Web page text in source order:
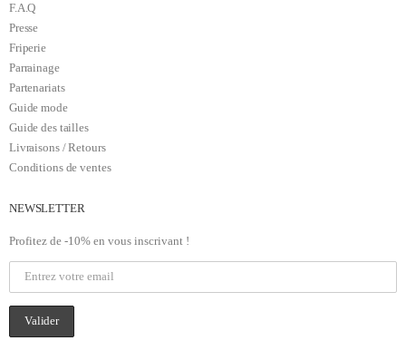
F.A.Q
Presse
Friperie
Parrainage
Partenariats
Guide mode
Guide des tailles
Livraisons / Retours
Conditions de ventes
NEWSLETTER
Profitez de -10% en vous inscrivant !